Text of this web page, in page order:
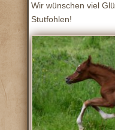
Wir wünschen viel
Stutfohlen!